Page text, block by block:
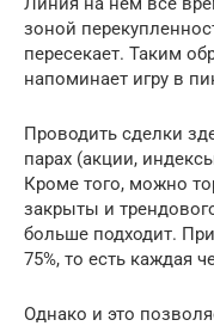
зоной
пересекает. Таким
напоминает игру в
Проводить сделки
парах (акции,
Кроме того, можно
закрыты и
больше подходит.
75%, то есть каждая
Однако и это